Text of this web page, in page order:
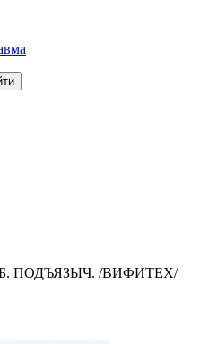
ПОДЪЯЗЫЧ. /ВИФИТЕХ/